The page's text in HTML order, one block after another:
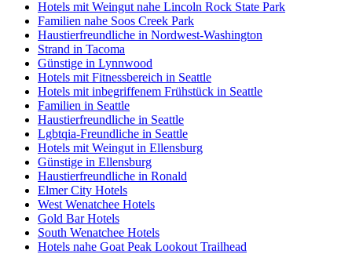
Hotels mit Weingut nahe Lincoln Rock State Park
Familien nahe Soos Creek Park
Haustierfreundliche in Nordwest-Washington
Strand in Tacoma
Günstige in Lynnwood
Hotels mit Fitnessbereich in Seattle
Hotels mit inbegriffenem Frühstück in Seattle
Familien in Seattle
Haustierfreundliche in Seattle
Lgbtqia-Freundliche in Seattle
Hotels mit Weingut in Ellensburg
Günstige in Ellensburg
Haustierfreundliche in Ronald
Elmer City Hotels
West Wenatchee Hotels
Gold Bar Hotels
South Wenatchee Hotels
Hotels nahe Goat Peak Lookout Trailhead